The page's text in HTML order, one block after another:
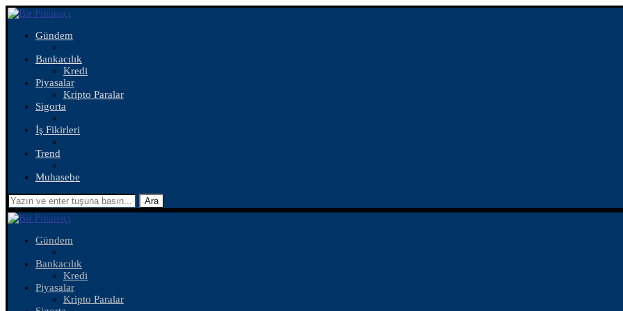
Gündem
Bankacılık
Kredi
Piyasalar
Kripto Paralar
Sigorta
İş Fikirleri
Trend
Muhasebe
Ara
Gündem
Bankacılık
Kredi
Piyasalar
Kripto Paralar